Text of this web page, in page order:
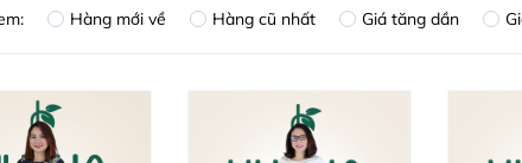
Hàng mới về Hàng cũ nhất Giá tăng dần